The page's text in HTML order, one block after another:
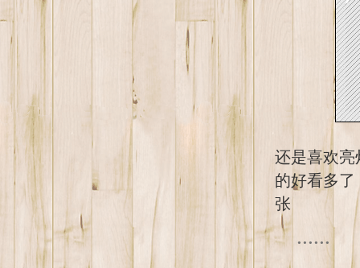
还是喜欢亮
的好看多
张
......